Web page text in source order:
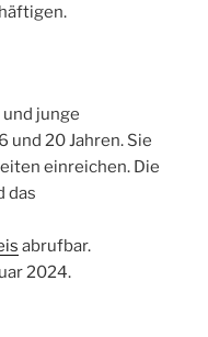
junge
und 20 Jahren. Sie
einreichen. Die
das
abrufbar.
2024.